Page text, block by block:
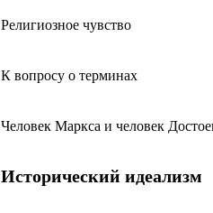
Религиозное чувство
К вопросу о терминах
Человек Маркса и человек
Исторический идеализм